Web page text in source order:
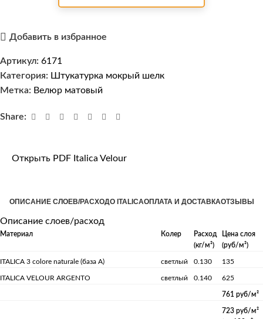
Добавить в избранное
Артикул: 6171
Категория: Штукатурка мокрый шелк
Метка: Велюр матовый
Share:
Открыть PDF Italica Velour
ОПИСАНИЕ СЛОЕВ/РАСХОДО ITALICAОПЛАТА И ДОСТАВКАОТЗЫВЫ
Описание слоев/расход
Материал Колер
Расход
(кг/м²)
Цена слоя
(руб/м²)
ITALICA 3 colore naturale (база А) светлый 0.130 135
ITALICA VELOUR ARGENTO светлый 0.140 625
761 руб/м²
723 руб/м²